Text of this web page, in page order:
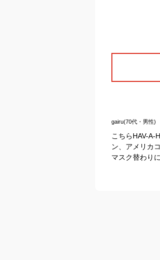
gairu(70代・男性)
こちらHAV-A-
ン、アメリカ
マスク替わり